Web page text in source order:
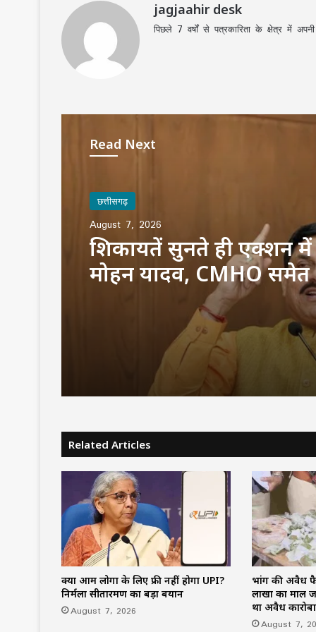
jagjaahir desk
पिछले 7 वर्षों से पत्रकारिता के क्षेत्र में
Read Next
छत्तीसगढ़
August 7, 2026
शिकायतें सुनते ही एक्शन
मोहन यादव, CMHO समेत
अधिकारियों को किया
Related Articles
क्या आम लोगों के लिए फ्री नहीं होगा UPI?
निर्मला सीतारमण का बड़ा बयान
August 7, 2026
भांग की अवैध
लाखों का माल
था अवैध
August 7,